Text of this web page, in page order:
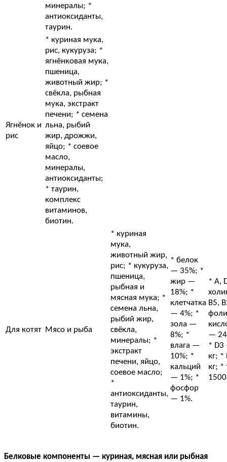
минералы; *
антиоксиданты,
таурин.
Ягнёнок и
рис
* куриная мука,
рис, кукуруза; *
ягнёнковая мука,
пшеница,
животный жир; *
свёкла, рыбная
мука, экстракт
печени; * семена
льна, рыбий
жир, дрожжи,
яйцо; * соевое
масло,
минералы,
антиоксиданты;
* таурин,
комплекс
витаминов,
биотин.
Для котят Мясо и рыба
* куриная
мука,
животный жир,
рис; * кукуруза,
пшеница,
рыбная и
мясная мука; *
семена льна,
рыбий жир,
свёкла,
минералы; *
экстракт
печени, яйцо,
соевое масло;
*
антиоксиданты,
таурин,
витамины,
биотин.
* белок
— 35%; *
жир —
18%; *
клетчатка
— 4%; *
зола —
8%; *
влага —
10%; *
кальций
— 1%; *
фосфор
— 1%.
* А,
В5,
—
*
кг;
кг; *
Белковые компоненты — куриная, мясная или рыбная